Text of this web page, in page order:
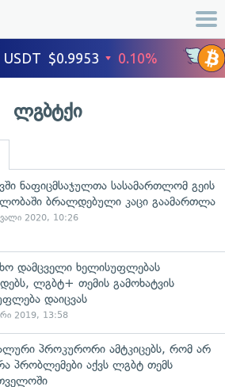
ლგბტქი
ნაფიცმსაჯულთა სასამართლომ გეის
ბრალდებული კაცი გაამართლა
2020, 10:26
დამცველი ხელისუფლებას
ლგბტ+ თემის გამოხატვის
დაიცვას
2019, 13:58
პროკურორი ამტკიცებს, რომ არ
პრობლემები აქვს ლგბტ თემს